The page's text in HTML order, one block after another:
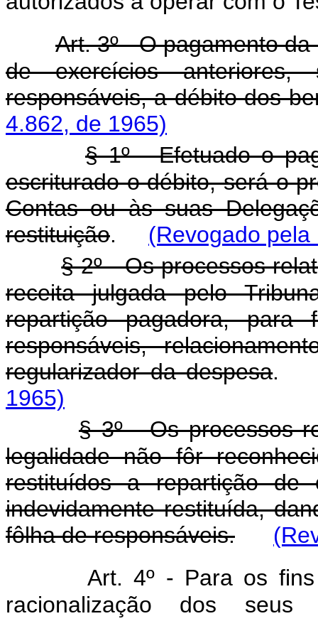
Art. 3º - O pagamento
de exercícios
responsáveis, a débito dos
4.862, de 1965)
§ 1º - Efetuado o
escriturado o débito, será o
Contas ou às suas
restituição. (Revogado pela
§ 2º - Os processos
receita julgada pelo
repartição pagadora,
responsáveis,
regularizador da despesa
1965)
§ 3º - Os processos
legalidade não fôr
restituídos a repartição de
indevidamente restituída,
fôlha de responsáveis.
Art. 4º - Para os
racionalização dos